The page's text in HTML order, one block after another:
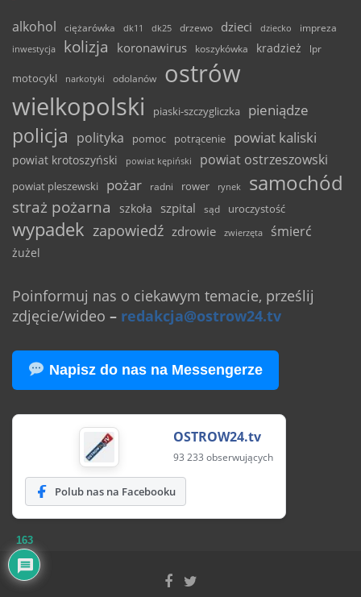
alkohol ciężarówka dk11 dk25 drzewo dzieci dziecko
impreza
inwestycja
kolizja koronawirus koszykówka kradzież lpr
motocykl narkotyki odolanów
ostrów
wielkopolski
piaski-szczygliczka pieniądze
policja polityka pomoc potrącenie powiat kaliski
powiat krotoszyński powiat kępiński powiat ostrzeszowski
powiat pleszewski pożar radni rower rynek samochód
straż pożarna szkoła szpital sąd uroczystość
wypadek zapowiedź zdrowie zwierzęta śmierć
żużel
Poinformuj nas o ciekawym temacie, prześlij
zdjęcie/wideo – redakcja@ostrow24.tv
Napisz do nas na Messengerze
OSTROW24.tv
93 233 obserwujących
Polub nas na Facebooku
163